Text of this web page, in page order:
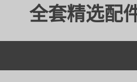
全套精选配